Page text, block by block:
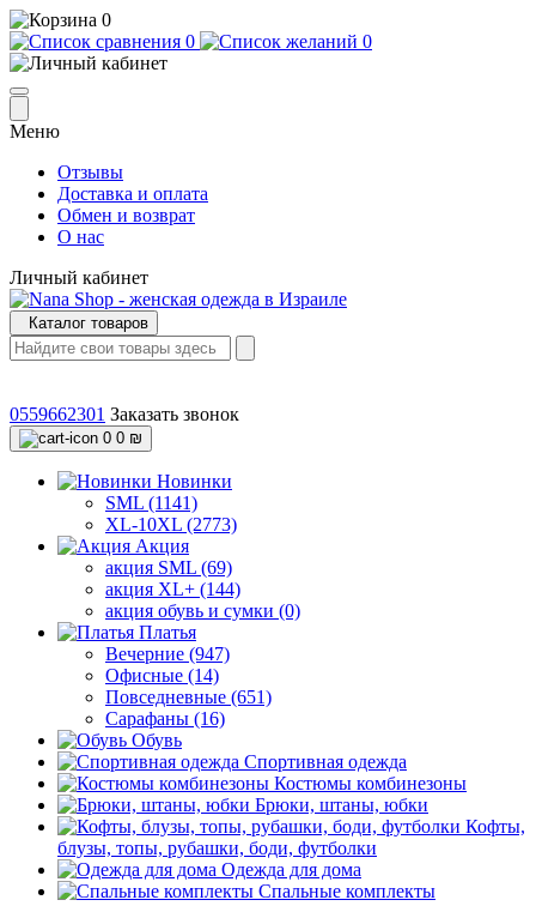
0
0
0
Меню
Отзывы
Доставка и оплата
Обмен и возврат
О нас
Личный кабинет
Каталог товаров
0559662301 Заказать звонок
0 0 ₪
Новинки
SML (1141)
XL-10XL (2773)
Акция
акция SML (69)
акция XL+ (144)
акция обувь и сумки (0)
Платья
Вечерние (947)
Офисные (14)
Повседневные (651)
Сарафаны (16)
Обувь
Спортивная одежда
Костюмы комбинезоны
Брюки, штаны, юбки
Кофты,
блузы, топы, рубашки, боди, футболки
Одежда для дома
Спальные комплекты